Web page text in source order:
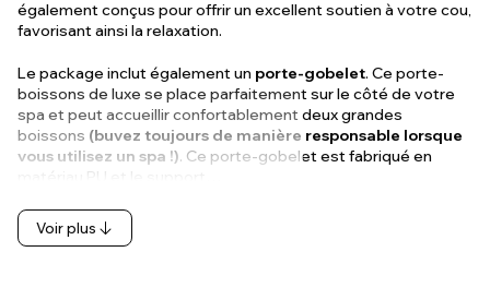
également conçus pour offrir un excellent soutien à votre cou,
favorisant ainsi la relaxation.
Le package inclut également un porte-gobelet. Ce porte-
boissons de luxe se place parfaitement sur le côté de votre
spa et peut accueillir confortablement deux grandes
boissons (buvez toujours de manière responsable lorsque
vous utilisez un spa !). Ce porte-gobelet est fabriqué en
matériau PU et le support…
Voir plus